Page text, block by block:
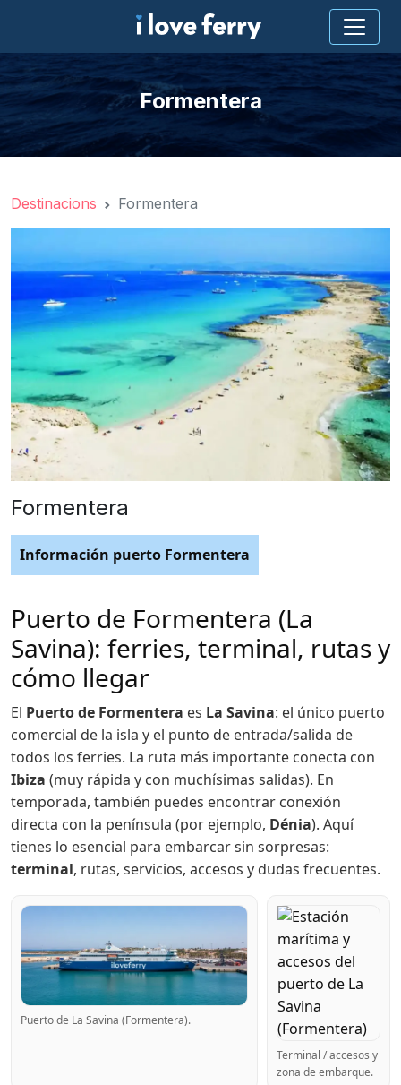
Formentera
Destinacions Formentera
Formentera
Información puerto Formentera
Puerto de Formentera (La
Savina): ferries, terminal, rutas y
cómo llegar
El Puerto de Formentera es La Savina: el único puerto
comercial de la isla y el punto de entrada/salida de
todos los ferries. La ruta más importante conecta con
Ibiza (muy rápida y con muchísimas salidas). En
temporada, también puedes encontrar conexión
directa con la península (por ejemplo, Dénia). Aquí
tienes lo esencial para embarcar sin sorpresas:
terminal, rutas, servicios, accesos y dudas frecuentes.
Puerto de La Savina (Formentera).
Terminal / accesos y
zona de embarque.